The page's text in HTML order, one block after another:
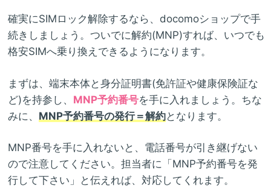
確実にSIMロック解除するなら、docomoショップで手
続きしましょう。ついでに解約(MNP)すれば、いつでも
格安SIMへ乗り換えできるようになります。
まずは、端末本体と身分証明書(免許証や健康保険証な
ど)を持参し、 MNP予約番号を手に入れましょう。ちな
みに、 MNP予約番号の発行＝解約となります。
MNP番号を手に入れないと、電話番号が引き継げない
ので注意してください。担当者に「MNP予約番号を発
行して下さい」と伝えれば、対応してくれます。